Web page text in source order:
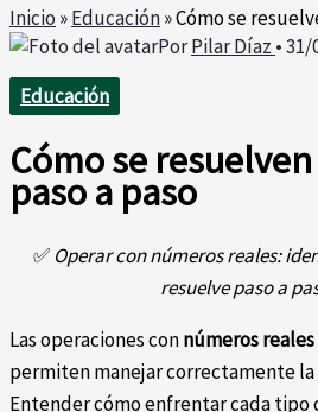
Inicio »Educación»Cómo se
PorPilar Díaz •31/
Educación
Cómo se
paso a paso
✅ Operar con números reales:
resuelve paso a
Las operaciones connúmeros reales
permiten manejar correctamente
Entender cómo enfrentar cada tipo